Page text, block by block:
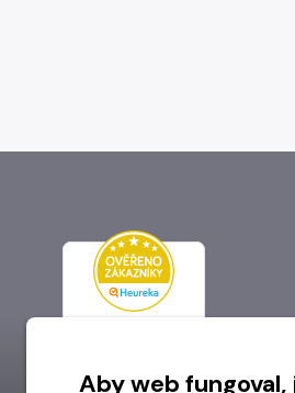
Aby web fungoval,